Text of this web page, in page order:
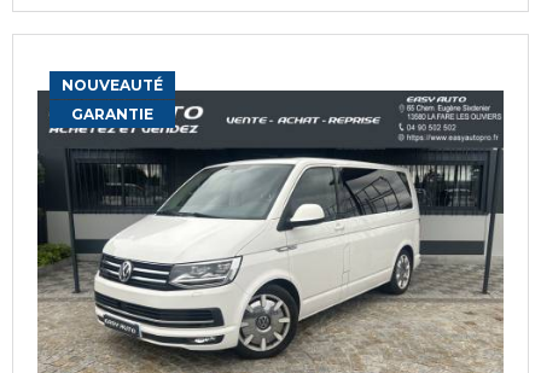
NOUVEAUTÉ
GARANTIE